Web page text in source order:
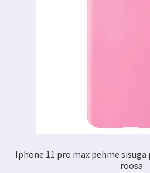
Iphone 11 pro max pehme
roosa